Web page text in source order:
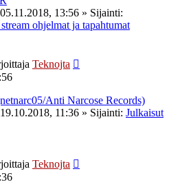
05.11.2018, 13:56 » Sijainti:
ohjelmat ja tapahtumat
Teknojta
Anti Narcose Records)
19.10.2018, 11:36 » Sijainti: Julkaisut
Teknojta